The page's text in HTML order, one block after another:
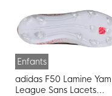
Enfants
adidas F50 Lamine
League Sans Lacets